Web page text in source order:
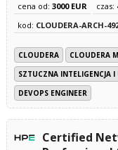
cena od: 3000 EUR czas:
kod: CLOUDERA-ARCH-
CLOUDERA
CLOUDERA
SZTUCZNA INTELIGENCJA
DEVOPS ENGINEER
Certified